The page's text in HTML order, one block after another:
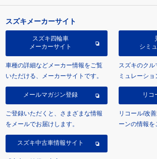
スズキメーカーサイト
スズキ四輪車
メーカーサイト
車種の詳細などメーカー情報をご覧
いただける、メーカーサイトです。
シミ
スズキのクル
ミュレーショ
メールマガジン登録
ご登録いただくと、さまざまな情報
をメールでお届けします。
リコ
リコール/改
ーンの情報を
スズキ中古車情報サイト